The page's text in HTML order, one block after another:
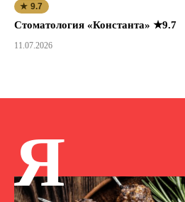
★ 9.7
Стоматология «Константа» ★9.7
11.07.2026
Я